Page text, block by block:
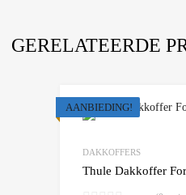
GERELATEERDE
AANBIEDING!
DAKKOFFERS
Thule Dakkoffer